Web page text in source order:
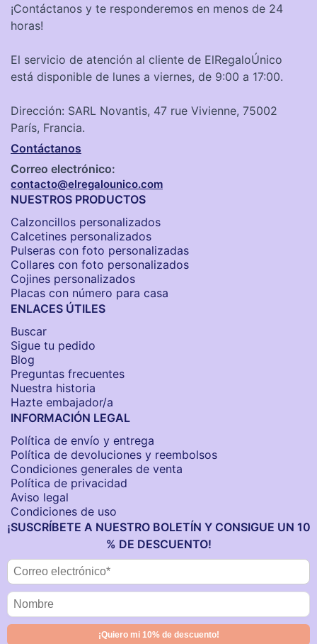
¡Contáctanos y te responderemos en menos de 24
horas!
El servicio de atención al cliente de ElRegaloÚnico
está disponible de lunes a viernes, de 9:00 a 17:00.
Dirección: SARL Novantis, 47 rue Vivienne, 75002
París, Francia.
Contáctanos
Correo electrónico:
contacto@elregalounico.com
NUESTROS PRODUCTOS
Calzoncillos personalizados​
Calcetines personalizados
Pulseras con foto personalizadas
Collares con foto personalizados
Cojines personalizados
Placas con número para casa
ENLACES ÚTILES
Buscar
Sigue tu pedido
Blog
Preguntas frecuentes
Nuestra historia
Hazte embajador/a
INFORMACIÓN LEGAL
Política de envío y entrega
Política de devoluciones y reembolsos
Condiciones generales de venta
Política de privacidad
Aviso legal
Condiciones de uso
¡SUSCRÍBETE A NUESTRO BOLETÍN Y CONSIGUE UN 10
% DE DESCUENTO!